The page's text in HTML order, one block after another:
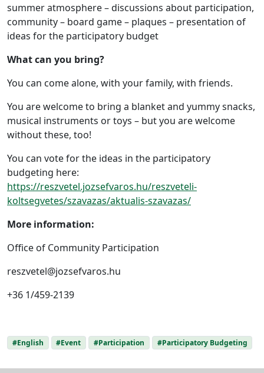
summer atmosphere – discussions about participation,
community – board game – plaques – presentation of
ideas for the participatory budget
What can you bring?
You can come alone, with your family, with friends.
You are welcome to bring a blanket and yummy snacks,
musical instruments or toys – but you are welcome
without these, too!
You can vote for the ideas in the participatory
budgeting here:
https://reszvetel.jozsefvaros.hu/reszveteli-
koltsegvetes/szavazas/aktualis-szavazas/
More information:
Office of Community Participation
reszvetel@jozsefvaros.hu
+36 1/459-2139
#English #Event #Participation #Participatory Budgeting